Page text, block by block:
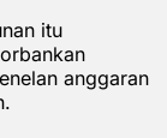
itu
anggaran